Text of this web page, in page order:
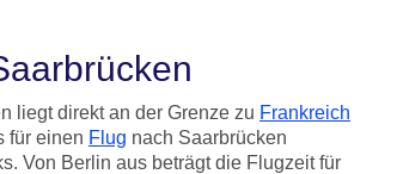
liegt direkt an der Grenze zu Frankreich
für einen Flug nach Saarbrücken
Von Berlin aus beträgt die Flugzeit für